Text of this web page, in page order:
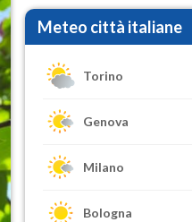
Meteo città italiane
Torino
Genova
Milano
Bologna